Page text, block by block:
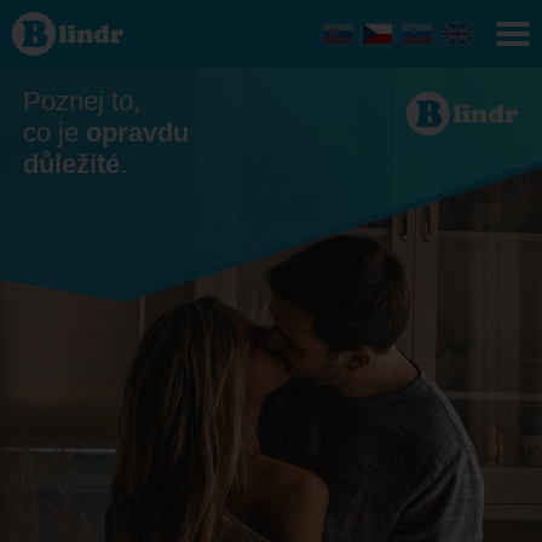
Seznamka
- Ona
hledá
Poznej to,
co je opravdu
důležité.